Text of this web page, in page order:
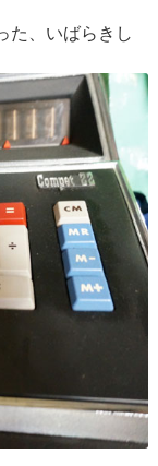
た、いばらきし